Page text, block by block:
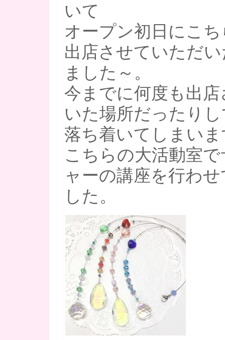
いて
オープン初日にこ
出店させていただ
ました～。
今までに何度も出
いた場所だったり
落ち着いてしまい
こちらの大活動室
ャーの講座を行わ
した。